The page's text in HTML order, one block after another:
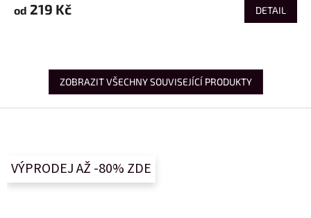
od 219 Kč DETAIL
ZOBRAZIT VŠECHNY SOUVISEJÍCÍ PRODUKTY
VÝPRODEJ AŽ -80% ZDE